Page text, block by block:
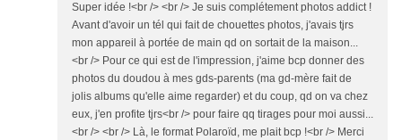
Super idée !<br /> <br /> Je suis complétement photos addict !
Avant d'avoir un tél qui fait de chouettes photos, j'avais tjrs
mon appareil à portée de main qd on sortait de la maison...
<br /> Pour ce qui est de l'impression, j'aime bcp donner des
photos du doudou à mes gds-parents (ma gd-mère fait de
jolis albums qu'elle aime regarder) et du coup, qd on va chez
eux, j'en profite tjrs<br /> pour faire qq tirages pour moi aussi...
<br /> <br /> Là, le format Polaroïd, me plait bcp !<br /> Merci